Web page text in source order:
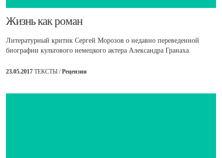
​Жизнь как роман
Литературный критик Сергей Морозов о недавно переведенной
биографии культового немецкого актера Александра Гранаха.
23.05.2017 ТЕКСТЫ /Рецензии